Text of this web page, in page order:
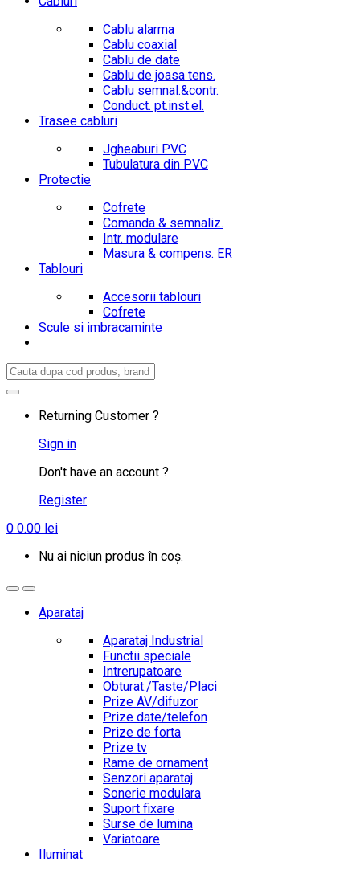
Cablu alarma
Cablu coaxial
Cablu de date
Cablu de joasa tens.
Cablu semnal.&contr.
Conduct. pt.inst.el.
Trasee cabluri
Jgheaburi PVC
Tubulatura din PVC
Protectie
Cofrete
Comanda & semnaliz.
Intr. modulare
Masura & compens. ER
Tablouri
Accesorii tablouri
Cofrete
Scule si imbracaminte
Search
Returning Customer ?
Sign in
Don't have an account ?
Register
0 0.00 lei
Nu ai niciun produs în coș.
Aparataj
Aparataj Industrial
Functii speciale
Intrerupatoare
Obturat./Taste/Placi
Prize AV/difuzor
Prize date/telefon
Prize de forta
Prize tv
Rame de ornament
Senzori aparataj
Sonerie modulara
Suport fixare
Surse de lumina
Variatoare
Iluminat